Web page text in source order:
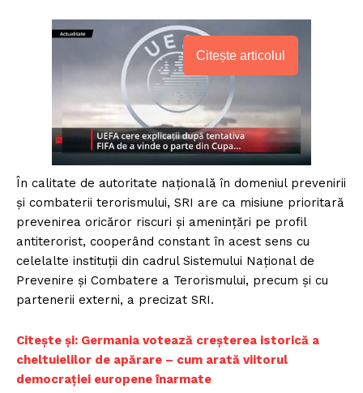
Citește articolul
În calitate de autoritate națională în domeniul prevenirii
și combaterii terorismului, SRI are ca misiune prioritară
prevenirea oricăror riscuri și amenințări pe profil
antiterorist, cooperând constant în acest sens cu
celelalte instituții din cadrul Sistemului Național de
Prevenire și Combatere a Terorismului, precum și cu
partenerii externi, a precizat SRI.
Citește și: Germania votează creșterea istorică a
cheltuielilor de apărare – cum arată viitorul
democrației europene înarmate